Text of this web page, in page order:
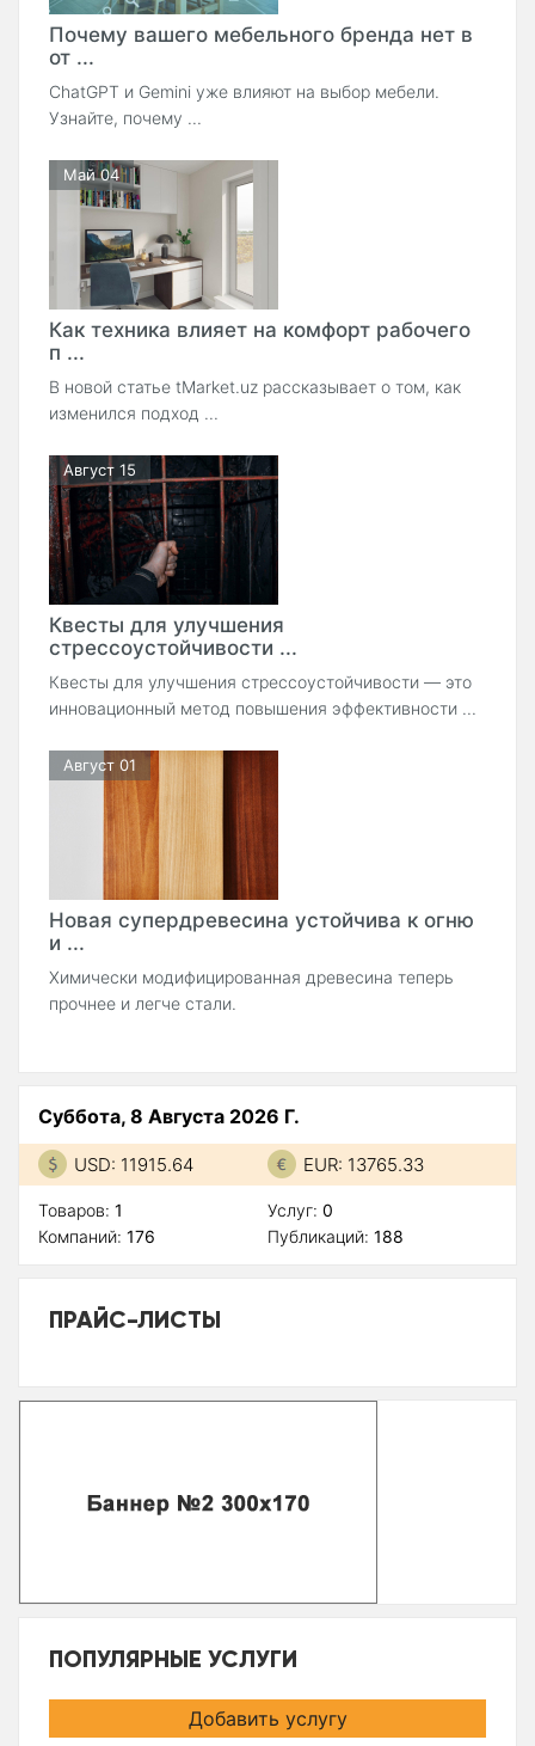
Почему вашего мебельного бренда нет в
от ...
ChatGPT и Gemini уже влияют на выбор мебели.
Узнайте, почему ...
Май 04
Как техника влияет на комфорт рабочего
п ...
В новой статье tMarket.uz рассказывает о том, как
изменился подход ...
Август 15
Квесты для улучшения
стрессоустойчивости ...
Квесты для улучшения стрессоустойчивости — это
инновационный метод повышения эффективности ...
Август 01
Новая супердревесина устойчива к огню
и ...
Химически модифицированная древесина теперь
прочнее и легче стали.
Суббота, 8 Августа 2026 Г.
USD: 11915.64 EUR: 13765.33
Товаров: 1
Компаний: 176
Услуг: 0
Публикаций: 188
ПРАЙС-ЛИСТЫ
ПОПУЛЯРНЫЕ УСЛУГИ
Добавить услугу